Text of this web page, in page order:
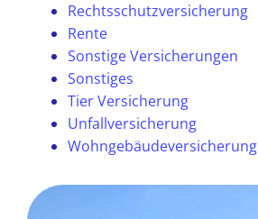
Rechtsschutzversicherung
Rente
Sonstige Versicherungen
Sonstiges
Tier Versicherung
Unfallversicherung
Wohngebäudeversicherung